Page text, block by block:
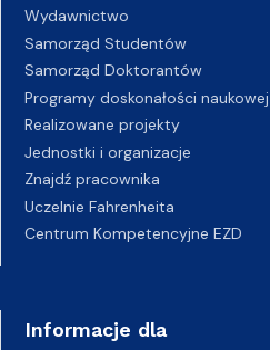
Wydawnictwo
Samorząd Studentów
Samorząd Doktorantów
Programy doskonałości naukowej
Realizowane projekty
Jednostki i organizacje
Znajdź pracownika
Uczelnie Fahrenheita
Centrum Kompetencyjne EZD
Informacje dla